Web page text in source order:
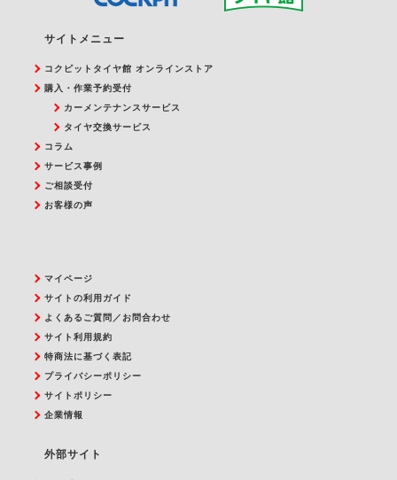
サイトメニュー
コクピットタイヤ館 オンラインストア
購入・作業予約受付
カーメンテナンスサービス
タイヤ交換サービス
コラム
サービス事例
ご相談受付
お客様の声
マイページ
サイトの利用ガイド
よくあるご質問／お問合わせ
サイト利用規約
特商法に基づく表記
プライバシーポリシー
サイトポリシー
企業情報
外部サイト